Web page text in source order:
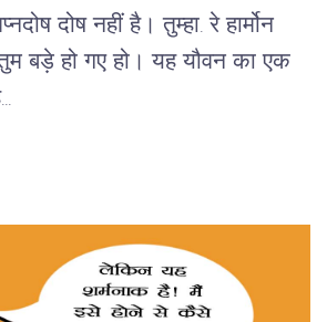
दोष नहीं है। तुम्हा. रे हार्मोन
बड़े हो गए हो। यह यौवन का एक